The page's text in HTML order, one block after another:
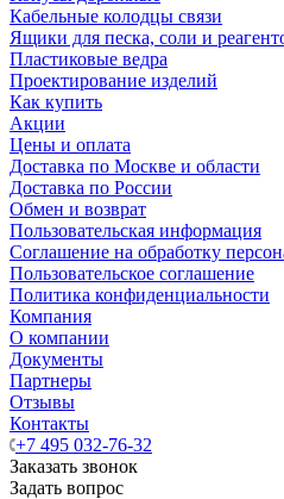
Кабельные колодцы связи
Ящики для песка, соли и
Пластиковые ведра
Проектирование изделий
Как купить
Акции
Цены и оплата
Доставка по Москве и области
Доставка по России
Обмен и возврат
Пользовательская информация
Соглашение на обработку
Пользовательское соглашение
Политика конфиденциальности
Компания
О компании
Документы
Партнеры
Отзывы
Контакты
+7 495 032-76-32
Заказать звонок
Задать вопрос